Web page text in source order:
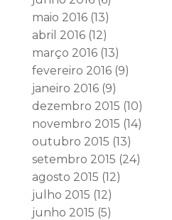
maio 2016(13)
abril 2016(12)
março 2016(13)
fevereiro 2016(9)
janeiro 2016(9)
dezembro 2015 (10)
novembro 2015 (14)
outubro 2015 (13)
setembro 2015 (24)
agosto 2015 (12)
julho 2015 (12)
junho 2015 (5)